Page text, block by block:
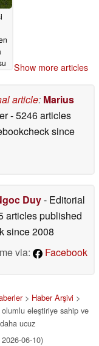
Show more articles
article: Marius
- 5246 articles
since
Duy- Editorial
articles published
since 2008
via:
Facebook
> Haber Arşivi >
eleştiriye sahip ve
ucuz
06-10)